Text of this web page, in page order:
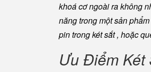
khoá cơ ngoài ra không
năng trong một sản
pin trong két sắt , hoặc
Ưu Điểm